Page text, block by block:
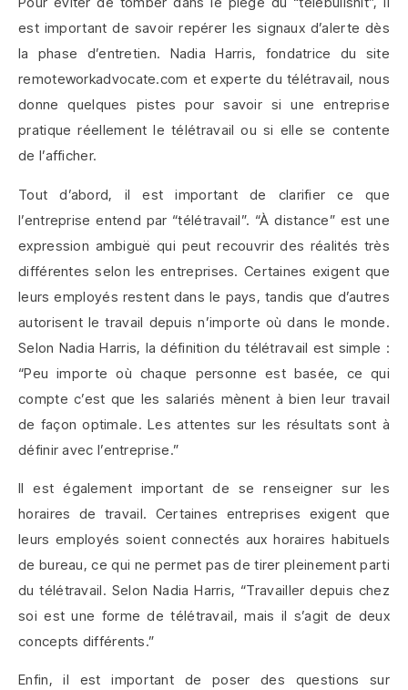
est important de savoir repérer les signaux d’alerte dès
la phase d’entretien. Nadia Harris, fondatrice du site
remoteworkadvocate.com et experte du télétravail, nous
donne quelques pistes pour savoir si une entreprise
pratique réellement le télétravail ou si elle se contente
de l’afficher.
Tout d’abord, il est important de clarifier ce que
l’entreprise entend par “télétravail”. “À distance” est une
expression ambiguë qui peut recouvrir des réalités très
différentes selon les entreprises. Certaines exigent que
leurs employés restent dans le pays, tandis que d’autres
autorisent le travail depuis n’importe où dans le monde.
Selon Nadia Harris, la définition du télétravail est simple :
“Peu importe où chaque personne est basée, ce qui
compte c’est que les salariés mènent à bien leur travail
de façon optimale. Les attentes sur les résultats sont à
définir avec l’entreprise.”
Il est également important de se renseigner sur les
horaires de travail. Certaines entreprises exigent que
leurs employés soient connectés aux horaires habituels
de bureau, ce qui ne permet pas de tirer pleinement parti
du télétravail. Selon Nadia Harris, “Travailler depuis chez
soi est une forme de télétravail, mais il s’agit de deux
concepts différents.”
Enfin, il est important de poser des questions sur